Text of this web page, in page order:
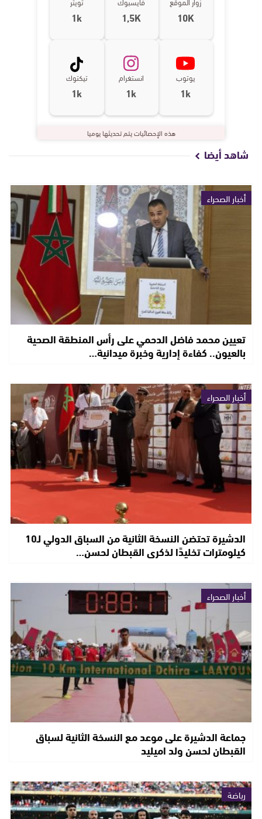
10K
1,5K
1k
يوتوب
1k
انستغرام
1k
تيكتوك
1k
هذه الإحصائيات يتم تحديثها يوميا
شاهد أيضا
أخبار الصحراء
تعيين محمد فاضل الدحمي على رأس المنطقة الصحية
بالعيون.. كفاءة إدارية وخبرة ميدانية…
أخبار الصحراء
الدشيرة تحتضن النسخة الثانية من السباق الدولي لـ10
كيلومترات تخليدًا لذكرى القبطان لحسن…
أخبار الصحراء
جماعة الدشيرة على موعد مع النسخة الثانية لسباق
القبطان لحسن ولد اميليد
رياضة